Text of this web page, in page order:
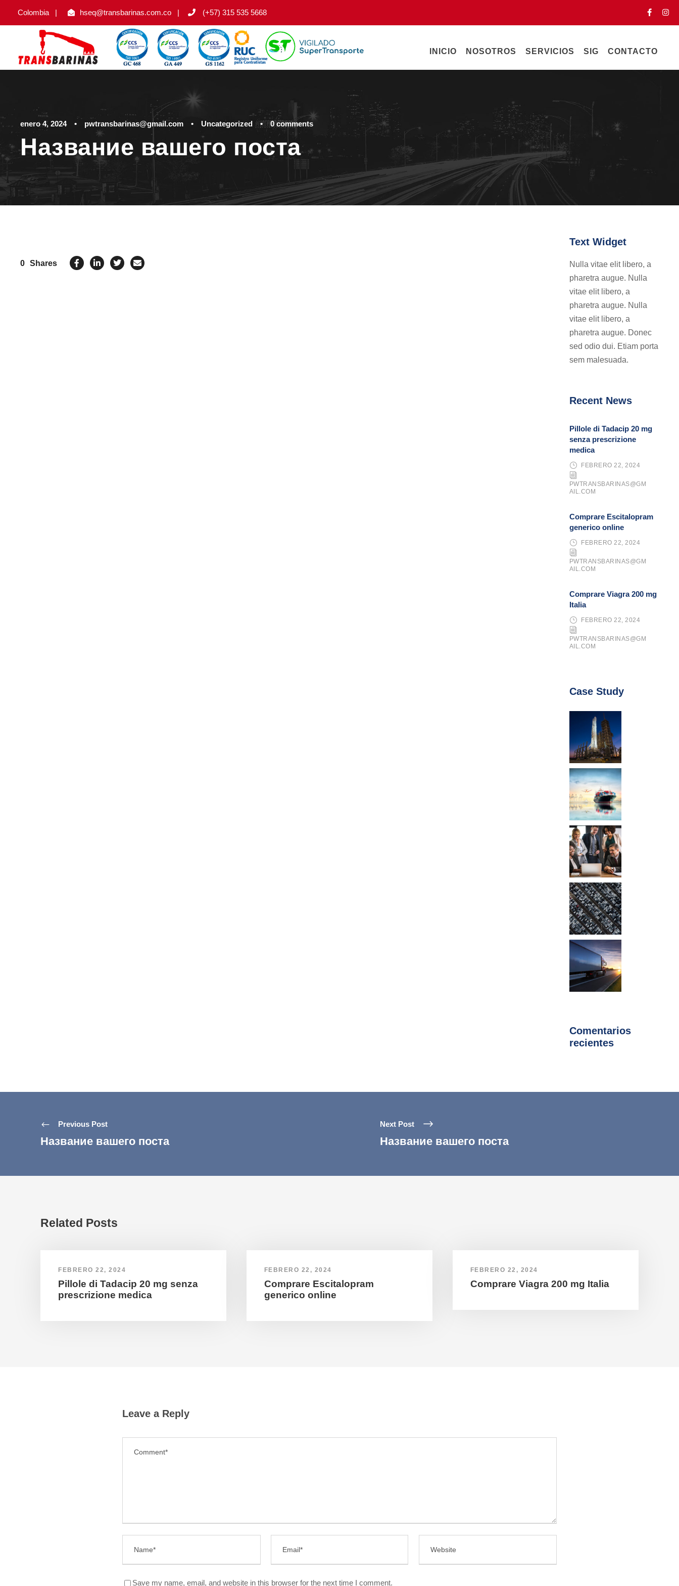
Colombia | hseq@transbarinas.com.co | (+57) 315 535 5668
INICIO NOSOTROS SERVICIOS SIG CONTACTO
enero 4, 2024 • pwtransbarinas@gmail.com • Uncategorized • 0 comments
Название вашего поста
0 Shares
Text Widget
Nulla vitae elit libero, a
pharetra augue. Nulla
vitae elit libero, a
pharetra augue. Nulla
vitae elit libero, a
pharetra augue. Donec
sed odio dui. Etiam porta
sem malesuada.
Recent News
Pillole di Tadacip 20 mg
senza prescrizione
medica
FEBRERO 22, 2024
PWTRANSBARINAS@GM
AIL.COM
Comprare Escitalopram
generico online
FEBRERO 22, 2024
PWTRANSBARINAS@GM
AIL.COM
Comprare Viagra 200 mg
Italia
FEBRERO 22, 2024
PWTRANSBARINAS@GM
AIL.COM
Case Study
Comentarios
recientes
Previous Post
Название вашего поста
Next Post
Название вашего поста
Related Posts
FEBRERO 22, 2024
Pillole di Tadacip 20 mg senza
prescrizione medica
FEBRERO 22, 2024
Comprare Escitalopram
generico online
FEBRERO 22, 2024
Comprare Viagra 200 mg Italia
Leave a Reply
Save my name, email, and website in this browser for the next time I comment.